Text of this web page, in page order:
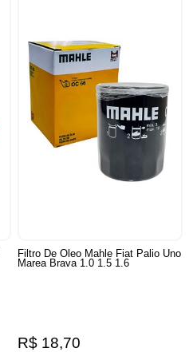
Filtro De Oleo Mahle Fiat Palio Uno
Marea Brava 1.0 1.5 1.6
R$ 18,70